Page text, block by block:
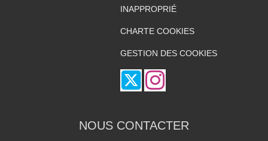
INAPPROPRIÉ
CHARTE COOKIES
GESTION DES COOKIES
NOUS CONTACTER